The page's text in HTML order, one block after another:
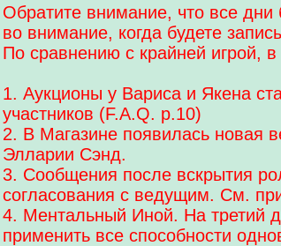
Обратите внимание, что все
во внимание, когда будете
По сравнению с крайней игрой,
1. Аукционы у Вариса и Якена
участников (F.A.Q. p.10)
2. В Магазине появилась новая
Элларии Сэнд.
3. Сообщения после вскрытия
согласования с ведущим. См.
4. Ментальный Иной. На третий
применить все способности